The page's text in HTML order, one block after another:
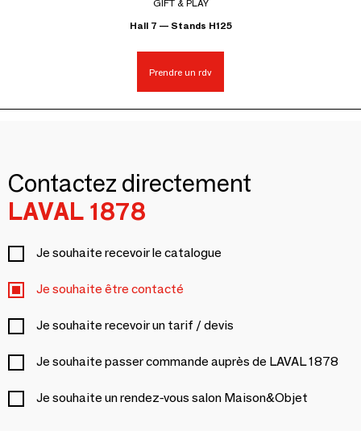
GIFT & PLAY
Hall 7 — Stands H125
Prendre un rdv
Contactez directement
LAVAL 1878
Je souhaite recevoir le catalogue
Je souhaite être contacté
Je souhaite recevoir un tarif / devis
Je souhaite passer commande auprès de LAVAL 1878
Je souhaite un rendez-vous salon Maison&Objet